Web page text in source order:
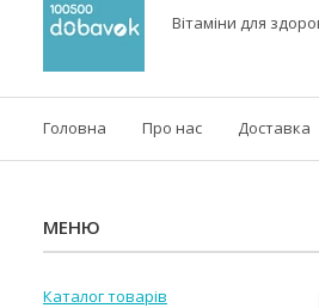
Вітаміни для
Головна Про нас Доставка
Каталог товарів